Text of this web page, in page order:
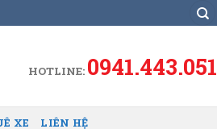
HOTLINE: 0941.443.051
XE LIÊN HỆ